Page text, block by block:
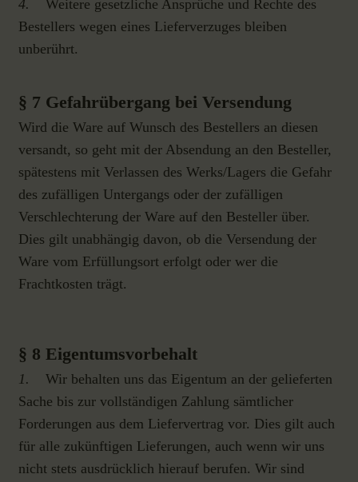
4.
Weitere gesetzliche Ansprüche und Rechte des
Bestellers wegen eines Lieferverzuges bleiben
unberührt.
§ 7 Gefahrübergang bei Versendung
Wird die Ware auf Wunsch des Bestellers an diesen
versandt, so geht mit der Absendung an den Besteller,
spätestens mit Verlassen des Werks/Lagers die Gefahr
des zufälligen Untergangs oder der zufälligen
Verschlechterung der Ware auf den Besteller über.
Dies gilt unabhängig davon, ob die Versendung der
Ware vom Erfüllungsort erfolgt oder wer die
Frachtkosten trägt.
§ 8 Eigentumsvorbehalt
1. Wir behalten uns das Eigentum an der gelieferten
Sache bis zur vollständigen Zahlung sämtlicher
Forderungen aus dem Liefervertrag vor. Dies gilt auch
für alle zukünftigen Lieferungen, auch wenn wir uns
nicht stets ausdrücklich hierauf berufen. Wir sind